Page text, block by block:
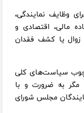
وظایف نمایندگی،
مالی، اقتصادی و
زوال یا کشف فقدان
سیاست‌های کلی
مگر به ضرورت و با
مجلس شورای